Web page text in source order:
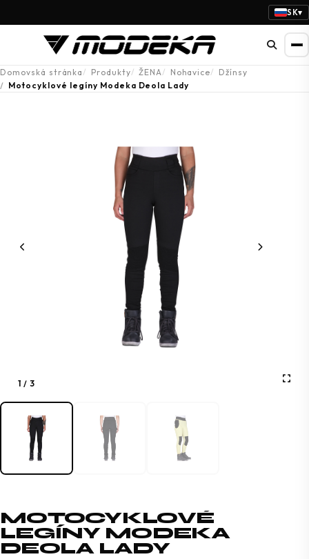
SK▾
Domovská stránka Produkty ŽENA Nohavice
Džínsy
Motocyklové legíny Modeka Deola Lady
1 / 3
MOTOCYKLOVÉ
LEGÍNY MODEKA
DEOLA LADY